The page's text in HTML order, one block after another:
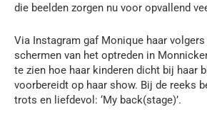
die beelden zorgen nu voor opvallend
Via Instagram gaf Monique haar
schermen van het optreden in
te zien hoe haar kinderen dicht bij haar
voorbereidt op haar show. Bij de reeks
trots en liefdevol: ‘My back(stage)’.